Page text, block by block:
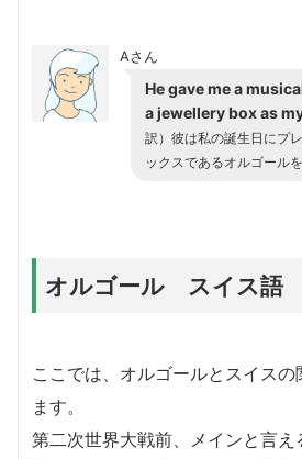
Aさん
He gave me a
a jewellery box as
訳）彼は私の誕生日にプ
ックスであるオルゴール
オルゴール スイス語
ここでは、オルゴールとスイス
ます。
第二次世界大戦前、メインと言え